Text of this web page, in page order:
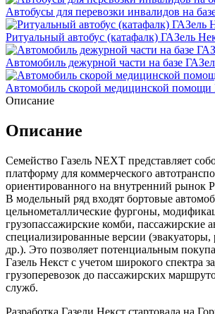
Автобусы для перевозки инвалидов на
Ритуальный автобус (катафалк) ГАЗель
Автомобиль дежурной части на базе
Автомобиль скорой медицинской
Описание
Описание
Семейство Газель NEXT представляет
платформу для коммерческого
ориентированного на внутренний рынок
В модельный ряд входят бортовые
цельнометаллические фургоны,
грузопассажирские комби, пассажирские
специализированные версии
др.). Это позволяет потенциальным
Газель Некст с учетом широкого спектра
грузоперевозок до пассажирских
служб.
Разработка Газели Некст стартовала на